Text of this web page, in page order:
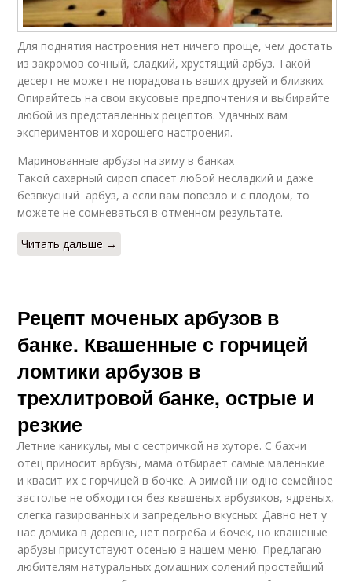
Для поднятия настроения нет ничего проще, чем достать
из закромов сочный, сладкий, хрустящий арбуз. Такой
десерт не может не порадовать ваших друзей и близких.
Опирайтесь на свои вкусовые предпочтения и выбирайте
любой из представленных рецептов. Удачных вам
экспериментов и хорошего настроения.
Маринованные арбузы на зиму в банках
Такой сахарный сироп спасет любой несладкий и даже
безвкусный арбуз, а если вам повезло и с плодом, то
можете не сомневаться в отменном результате.
Читать дальше →
Рецепт моченых арбузов в
банке. Квашенные с горчицей
ломтики арбузов в
трехлитровой банке, острые и
резкие
Летние каникулы, мы с сестричкой на хуторе. С бахчи
отец приносит арбузы, мама отбирает самые маленькие
и квасит их с горчицей в бочке. А зимой ни одно семейное
застолье не обходится без квашеных арбузиков, ядреных,
слегка газированных и запредельно вкусных. Давно нет у
нас домика в деревне, нет погреба и бочек, но квашеные
арбузы присутствуют осенью в нашем меню. Предлагаю
любителям натуральных домашних солений простейший